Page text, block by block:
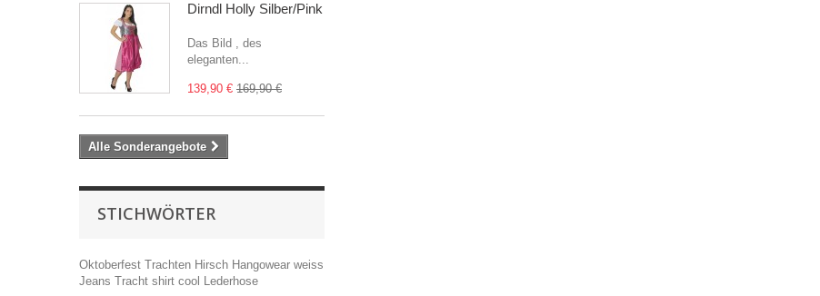
Dirndl Holly Silber/Pink
Das Bild , des
eleganten...
139,90 € 169,90 €
Alle Sonderangebote
STICHWÖRTER
Oktoberfest Trachten Hirsch Hangowear weiss
Jeans Tracht shirt cool Lederhose